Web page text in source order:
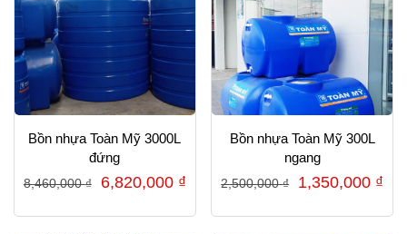
Bồn nhựa Toàn Mỹ 3000L
đứng
8,460,000₫
Giá
6,820,000 ₫Giá
Bồn nhựa Toàn Mỹ 300L
ngang
2,500,000₫
Giá
1,350,000 ₫